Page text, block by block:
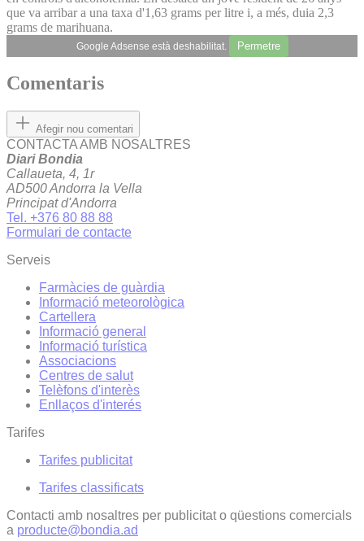
que va arribar a una taxa d'1,63 grams per litre i, a més, duia 2,3
grams de marihuana.
Google Adsense està deshabilitat. Permetre
Comentaris
Afegir nou comentari
CONTACTA AMB NOSALTRES
Diari Bondia
Callaueta, 4, 1r
AD500 Andorra la Vella
Principat d'Andorra
Tel. +376 80 88 88
Formulari de contacte
Serveis
Farmàcies de guàrdia
Informació meteorològica
Cartellera
Informació general
Informació turística
Associacions
Centres de salut
Telèfons d'interès
Enllaços d'interés
Tarifes
Tarifes publicitat
Tarifes classificats
Contacti amb nosaltres per publicitat o qüestions comercials
a producte@bondia.ad